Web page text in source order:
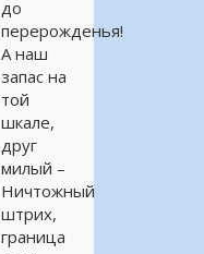
до
перерожденья!
А наш
запас на
той
шкале,
друг
милый –
Ничтожный
штрих,
граница